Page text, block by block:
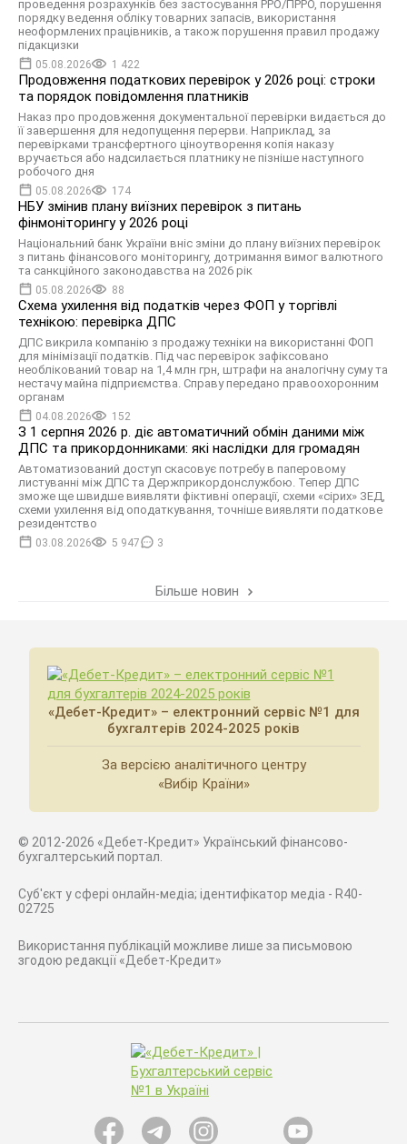
проведення розрахунків без застосування РРО/ПРРО, порушення
порядку ведення обліку товарних запасів, використання
неоформлених працівників, а також порушення правил продажу
підакцизки
05.08.2026 1 422
Продовження податкових перевірок у 2026 році: строки
та порядок повідомлення платників
Наказ про продовження документальної перевірки видається до
її завершення для недопущення перерви. Наприклад, за
перевірками трансфертного ціноутворення копія наказу
вручається або надсилається платнику не пізніше наступного
робочого дня
05.08.2026 174
НБУ змінив плану виїзних перевірок з питань
фінмоніторингу у 2026 році
Національний банк України вніс зміни до плану виїзних перевірок
з питань фінансового моніторингу, дотримання вимог валютного
та санкційного законодавства на 2026 рік
05.08.2026 88
Схема ухилення від податків через ФОП у торгівлі
технікою: перевірка ДПС
ДПС викрила компанію з продажу техніки на використанні ФОП
для мінімізації податків. Під час перевірок зафіксовано
необлікований товар на 1,4 млн грн, штрафи на аналогічну суму та
нестачу майна підприємства. Справу передано правоохоронним
органам
04.08.2026 152
З 1 серпня 2026 р. діє автоматичний обмін даними між
ДПС та прикордонниками: які наслідки для громадян
Автоматизований доступ скасовує потребу в паперовому
листуванні між ДПС та Держприкордонслужбою. Тепер ДПС
зможе ще швидше виявляти фіктивні операції, схеми «сірих» ЗЕД,
схеми ухилення від оподаткування, точніше виявляти податкове
резидентство
03.08.2026 5 947 3
Більше новин
«Дебет-Кредит» – електронний сервіс №1 для
бухгалтерів 2024-2025 років
За версією аналітичного центру
«Вибір Країни»
© 2012-2026 «Дебет-Кредит» Український фінансово-
бухгалтерський портал.
Суб'єкт у сфері онлайн-медіа; ідентифікатор медіа - R40-
02725
Використання публікацій можливе лише за письмовою
згодою редакції «Дебет-Кредит»